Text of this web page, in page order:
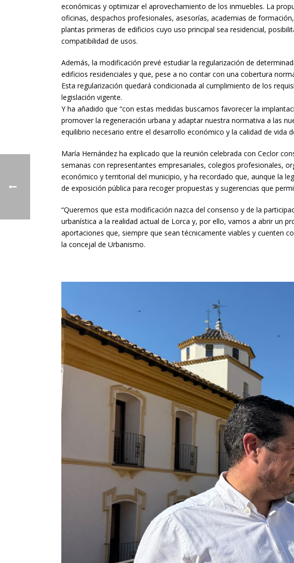
económicas y optimizar el aprovechamiento de los inmuebles. La
oficinas, despachos profesionales, asesorías, academias de
plantas primeras de edificios cuyo uso principal sea residencial,
compatibilidad de usos.
Además, la modificación prevé estudiar la regularización de
edificios residenciales y que, pese a no contar con una cobertura
Esta regularización quedará condicionada al cumplimiento de los
legislación vigente.
Y ha añadido que “con estas medidas buscamos favorecer la
promover la regeneración urbana y adaptar nuestra normativa a las
equilibrio necesario entre el desarrollo económico y la calidad de vida
María Hernández ha explicado que la reunión celebrada con Ceclor
semanas con representantes empresariales, colegios profesionales,
económico y territorial del municipio, y ha recordado que, aunque la
de exposición pública para recoger propuestas y sugerencias que
“Queremos que esta modificación nazca del consenso y de la
urbanística a la realidad actual de Lorca y, por ello, vamos a abrir un
aportaciones que, siempre que sean técnicamente viables y cuenten
la concejal de Urbanismo.